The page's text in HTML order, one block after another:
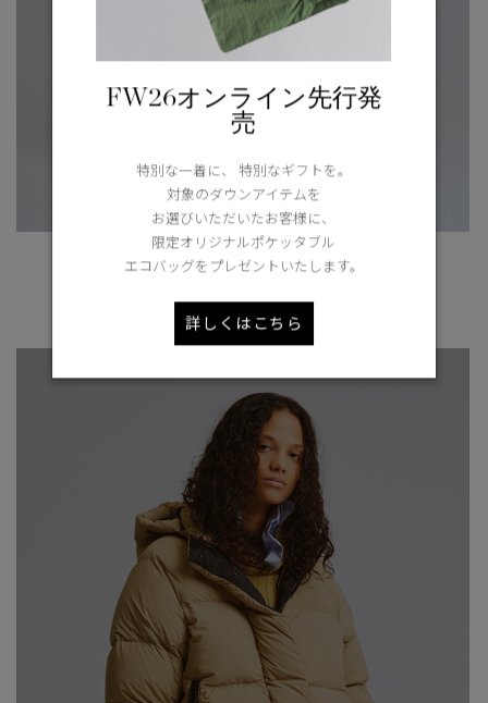
<日本限定>メイフィールド ジャケット
¥190,300（tax in）
FW26オンライン先行発
売
特別な一着に、 特別なギフトを。
対象のダウンアイテムを
お選びいただいたお客様に、
限定オリジナルポケッタブル
エコバッグをプレゼントいたします。
詳しくはこちら